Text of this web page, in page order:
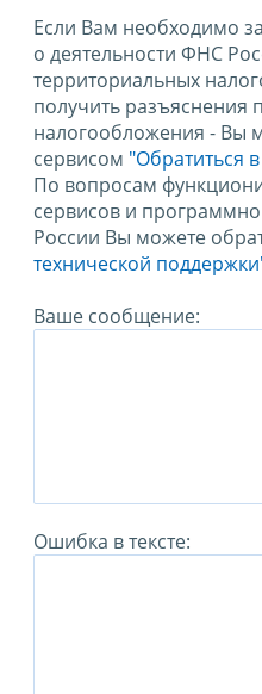
Если Вам необходимо
о деятельности ФНС
территориальных
получить разъяснения
налогообложения - Вы
сервисом "Обратиться
По вопросам
сервисов и
России Вы можете
технической
Ваше сообщение:
Ошибка в тексте: